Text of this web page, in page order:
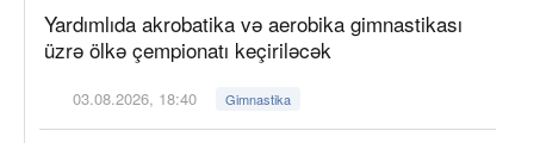
Yardımlıda akrobatika və aerobika gimnastikası
üzrə ölkə çempionatı keçiriləcək
03.08.2026, 18:40 Gimnastika